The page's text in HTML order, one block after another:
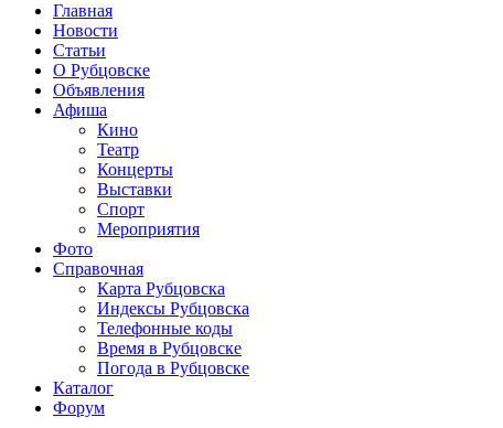
Главная
Новости
Статьи
О Рубцовске
Объявления
Афиша
Кино
Театр
Концерты
Выставки
Спорт
Мероприятия
Фото
Справочная
Карта Рубцовска
Индексы Рубцовска
Телефонные коды
Время в Рубцовске
Погода в Рубцовске
Каталог
Форум